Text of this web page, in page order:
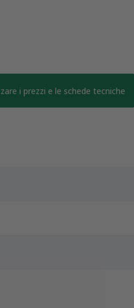
i prezzi e le schede tecniche